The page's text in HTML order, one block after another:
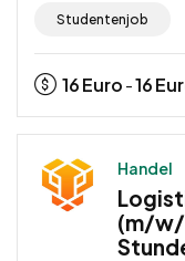
Studentenjob
16Euro -16
Handel
(m/w/